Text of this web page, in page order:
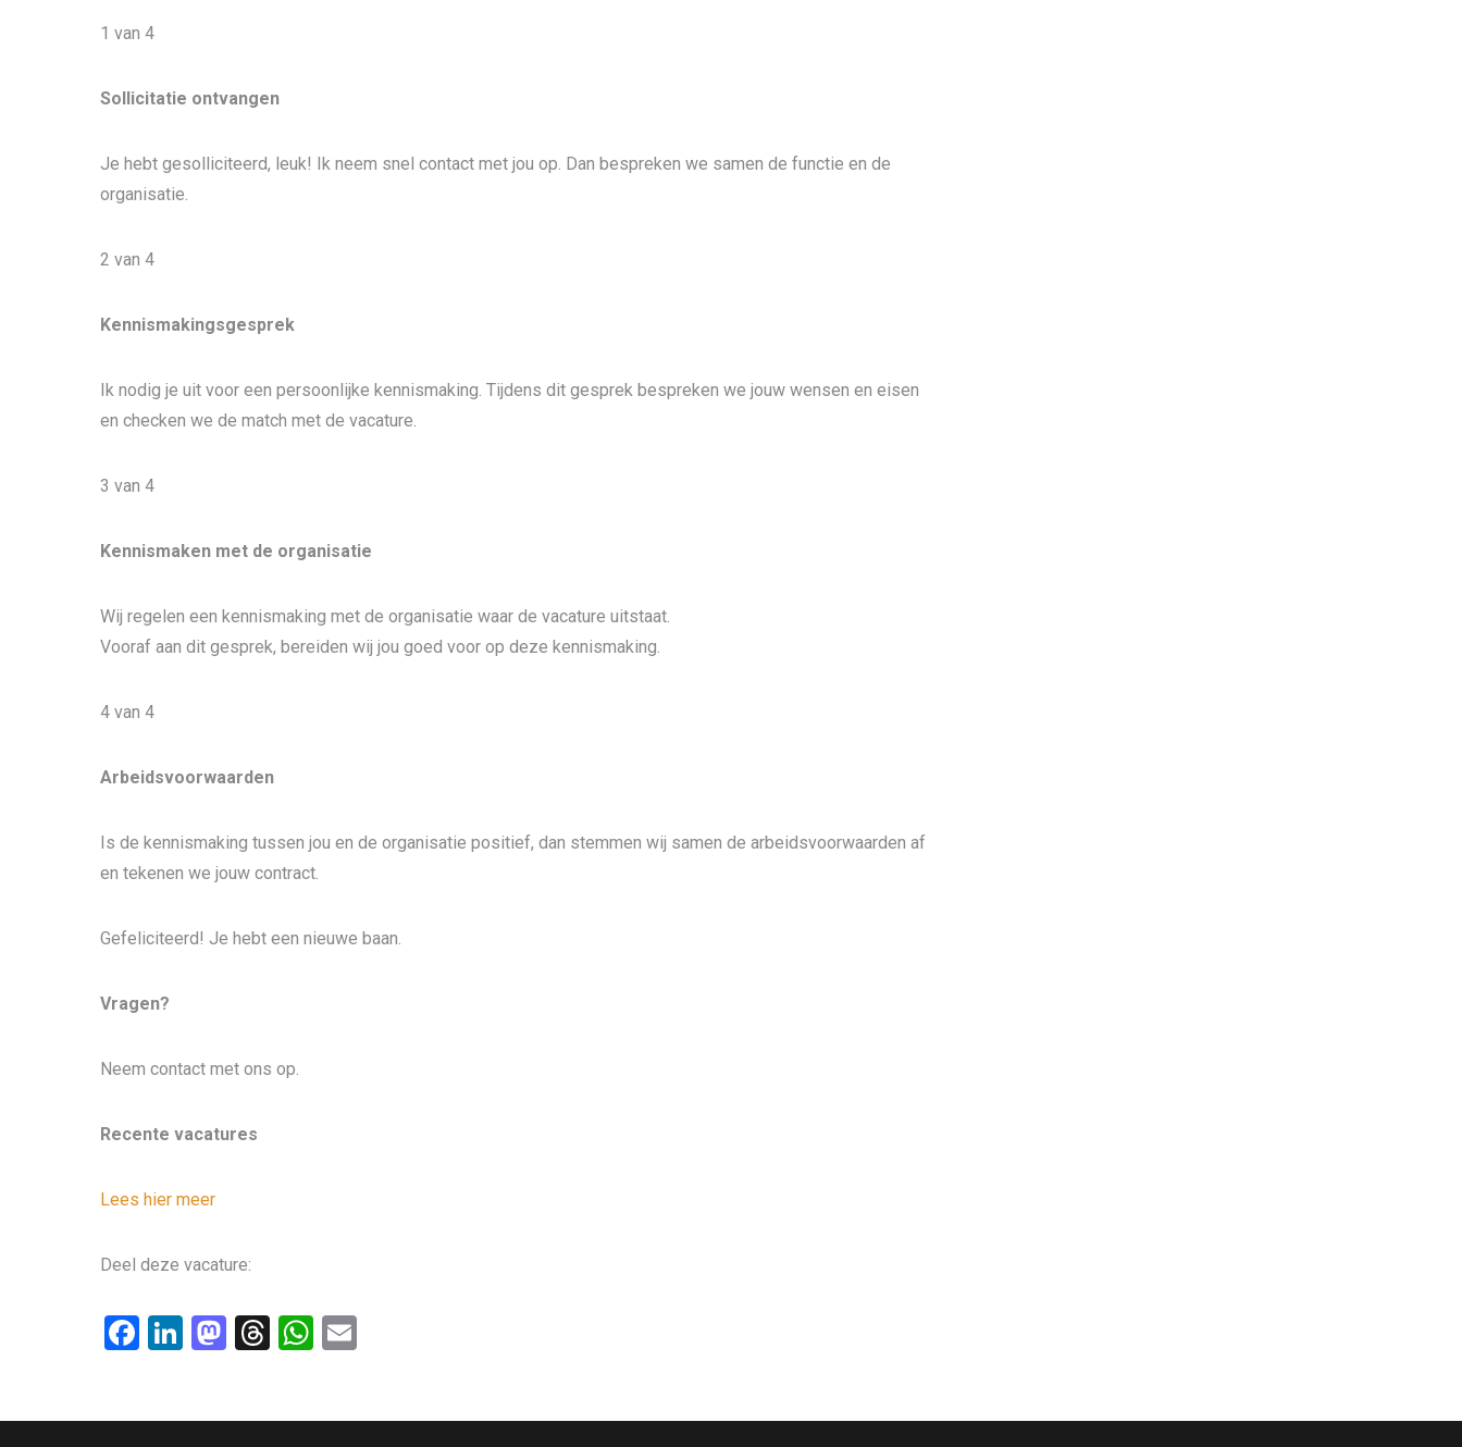
1 van 4
Sollicitatie ontvangen
Je hebt gesolliciteerd, leuk! Ik neem snel contact met jou op. Dan bespreken we samen de functie en de
organisatie.
2 van 4
Kennismakingsgesprek
Ik nodig je uit voor een persoonlijke kennismaking. Tijdens dit gesprek bespreken we jouw wensen en eisen
en checken we de match met de vacature.
3 van 4
Kennismaken met de organisatie
Wij regelen een kennismaking met de organisatie waar de vacature uitstaat.
Vooraf aan dit gesprek, bereiden wij jou goed voor op deze kennismaking.
4 van 4
Arbeidsvoorwaarden
Is de kennismaking tussen jou en de organisatie positief, dan stemmen wij samen de arbeidsvoorwaarden af
en tekenen we jouw contract.
Gefeliciteerd! Je hebt een nieuwe baan.
Vragen?
Neem contact met ons op.
Recente vacatures
Lees hier meer
Deel deze vacature:
F
Li
M T
W